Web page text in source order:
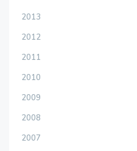
2013
2012
2011
2010
2009
2008
2007